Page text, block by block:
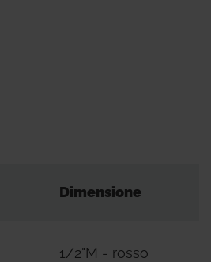
Dimensione
1/2"M - rosso